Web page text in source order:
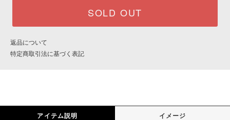
SOLD OUT
返品について
特定商取引法に基づく表記
アイテム説明 イメージ